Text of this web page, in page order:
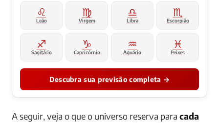
♌
Leão
♍
Virgem
♎
Libra
♏
Escorpião
♐
Sagitário
♑
Capricórnio
♒
Aquário
♓
Peixes
Descubra sua previsão completa →
A seguir, veja o que o universo reserva para cada